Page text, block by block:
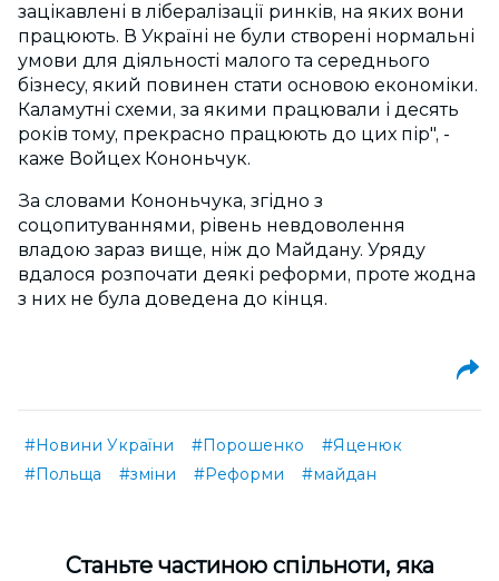
зацікавлені в лібералізації ринків, на яких вони
працюють. В Україні не були створені нормальні
умови для діяльності малого та середнього
бізнесу, який повинен стати основою економіки.
Каламутні схеми, за якими працювали і десять
років тому, прекрасно працюють до цих пір", -
каже Войцех Кононьчук.
За словами Кононьчука, згідно з
соцопитуваннями, рівень невдоволення
владою зараз вище, ніж до Майдану. Уряду
вдалося розпочати деякі реформи, проте жодна
з них не була доведена до кінця.
#Новини України #Порошенко
#Яценюк
#Польща
#зміни #Реформи #майдан
Cтаньте частиною спільноти, яка